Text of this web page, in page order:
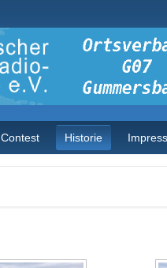
Contest Historie